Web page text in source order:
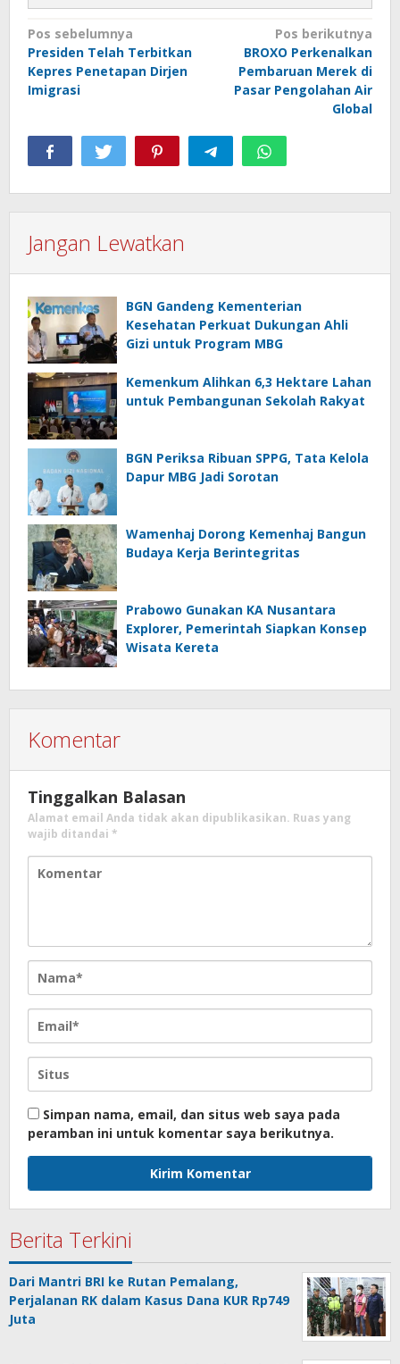
Navigasi
pos
Pos sebelumnya
Presiden Telah Terbitkan
Kepres Penetapan Dirjen
Imigrasi
Pos berikutnya
BROXO Perkenalkan
Pembaruan Merek di
Pasar Pengolahan Air
Global
Jangan Lewatkan
BGN Gandeng Kementerian
Kesehatan Perkuat Dukungan Ahli
Gizi untuk Program MBG
Kemenkum Alihkan 6,3 Hektare Lahan
untuk Pembangunan Sekolah Rakyat
BGN Periksa Ribuan SPPG, Tata Kelola
Dapur MBG Jadi Sorotan
Wamenhaj Dorong Kemenhaj Bangun
Budaya Kerja Berintegritas
Prabowo Gunakan KA Nusantara
Explorer, Pemerintah Siapkan Konsep
Wisata Kereta
Komentar
Tinggalkan Balasan
Alamat email Anda tidak akan dipublikasikan. Ruas yang
wajib ditandai *
Simpan nama, email, dan situs web saya pada
peramban ini untuk komentar saya berikutnya.
Berita Terkini
Dari Mantri BRI ke Rutan Pemalang,
Perjalanan RK dalam Kasus Dana KUR Rp749
Juta